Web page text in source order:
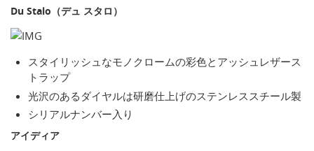
Du Stalo（デュ スタロ）
スタイリッシュなモノクロームの彩色とアッシュレザース
トラップ
光沢のあるダイヤルは研磨仕上げのステンレススチール製
シリアルナンバー入り
アイディア